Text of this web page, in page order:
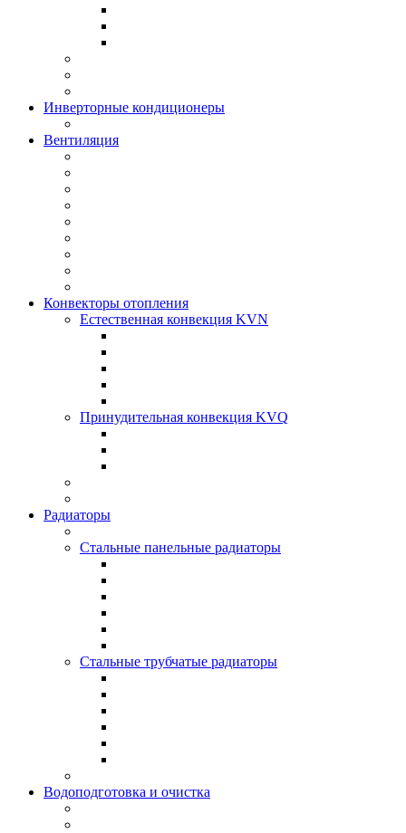
Инверторные кондиционеры
Вентиляция
Конвекторы отопления
Естественная конвекция KVN
Принудительная конвекция KVQ
Радиаторы
Стальные панельные радиаторы
Стальные трубчатые радиаторы
Водоподготовка и очистка